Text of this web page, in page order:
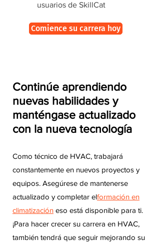
usuarios de SkillCat
Comience su carrera hoy
Continúe aprendiendo
nuevas habilidades y
manténgase actualizado
con la nueva tecnología
Como técnico de HVAC, trabajará
constantemente en nuevos proyectos y
equipos. Asegúrese de mantenerse
actualizado y completar elformación en
climatización eso está disponible para ti.
¡Para hacer crecer su carrera en HVAC,
también tendrá que seguir mejorando su